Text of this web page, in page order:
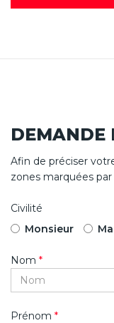
DEMANDE
Afin de préciser
zones marquées par
Civilité
Monsieur
Nom *
Prénom *